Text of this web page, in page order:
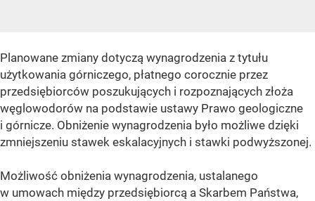
Planowane zmiany dotyczą wynagrodzenia z tytułu
użytkowania górniczego, płatnego corocznie przez
przedsiębiorców poszukujących i rozpoznających złoża
węglowodorów na podstawie ustawy Prawo geologiczne
i górnicze. Obniżenie wynagrodzenia było możliwe dzięki
zmniejszeniu stawek eskalacyjnych i stawki podwyższonej.
Możliwość obniżenia wynagrodzenia, ustalanego
w umowach między przedsiębiorcą a Skarbem Państwa,